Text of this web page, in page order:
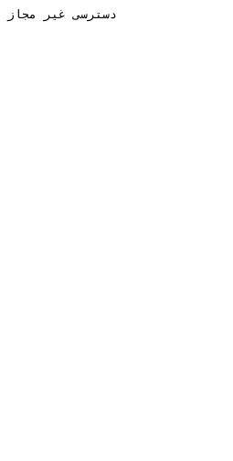
دسترسی غیر مجاز